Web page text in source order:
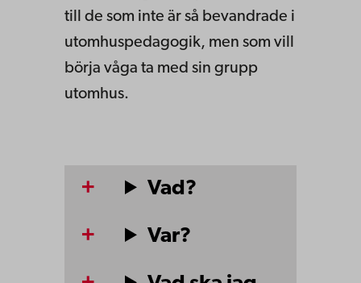
till de som inte är så bevandrade i
utomhuspedagogik, men som vill
börja våga ta med sin grupp
utomhus.
Vad?
Var?